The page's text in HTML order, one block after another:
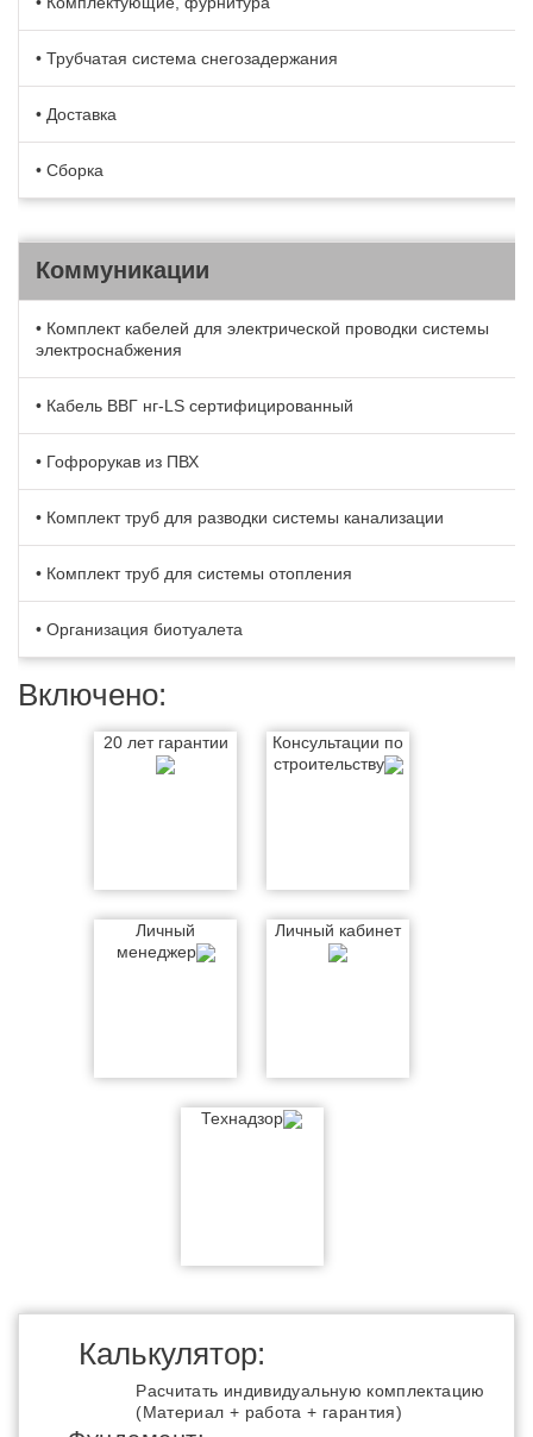
• Трубчатая система снегозадержания
• Доставка
• Сборка
Коммуникации
• Комплект кабелей для электрической проводки системы
электроснабжения
• Кабель BBГ нг-LS сертифицированный
• Гофрорукав из ПВХ
• Комплект труб для разводки системы канализации
• Комплект труб для системы отопления
• Организация биотуалета
Включено:
20 лет гарантии
Консультации по
строительству
Личный
менеджер
Личный кабинет
Технадзор
Калькулятор:
Расчитать индивидуальную комплектацию
(Материал + работа + гарантия)